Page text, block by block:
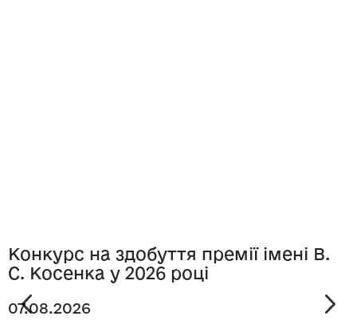
Конкурс на здобуття премії імені В.
С. Косенка у 2026 році
07.08.2026